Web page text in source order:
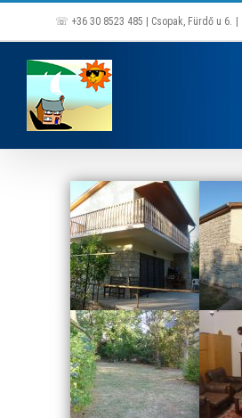
☏ +36 30 8523 485 | Csopak, Fürdő u 6.